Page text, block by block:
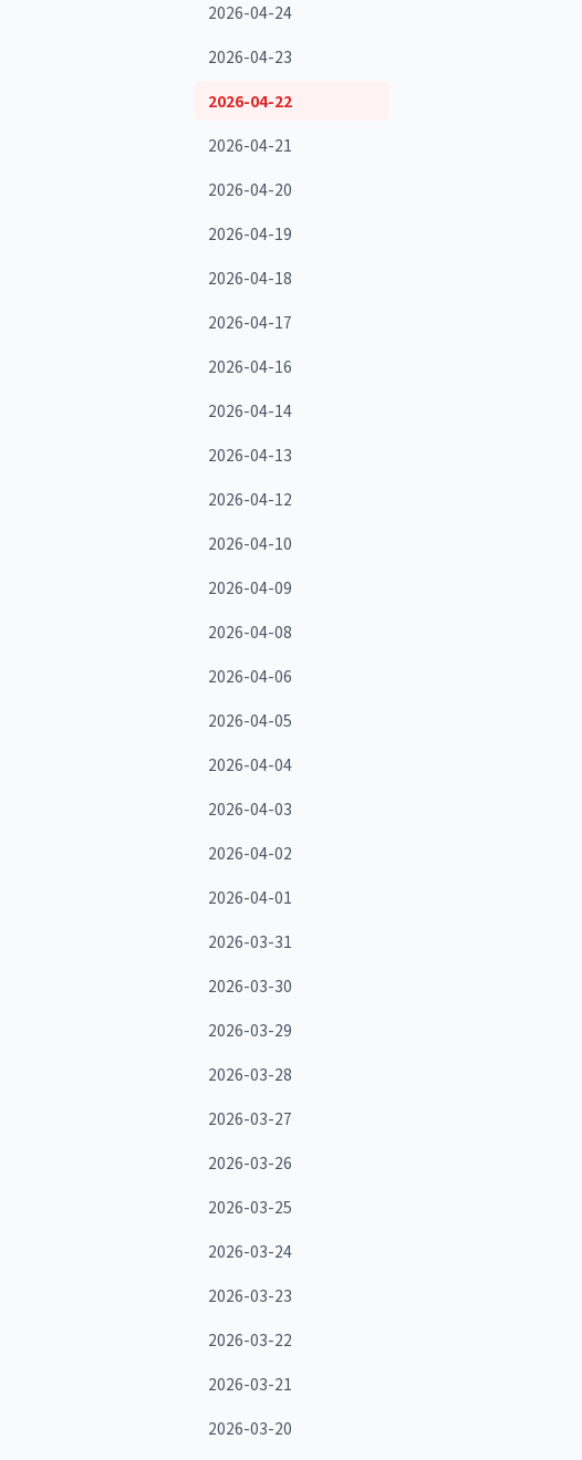
2026-04-24
2026-04-23
2026-04-22
2026-04-21
2026-04-20
2026-04-19
2026-04-18
2026-04-17
2026-04-16
2026-04-14
2026-04-13
2026-04-12
2026-04-10
2026-04-09
2026-04-08
2026-04-06
2026-04-05
2026-04-04
2026-04-03
2026-04-02
2026-04-01
2026-03-31
2026-03-30
2026-03-29
2026-03-28
2026-03-27
2026-03-26
2026-03-25
2026-03-24
2026-03-23
2026-03-22
2026-03-21
2026-03-20